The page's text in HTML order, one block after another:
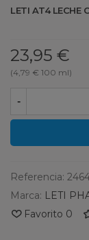
LETI AT4 LECHE
23,95 €
(4,79 € 100 ml)
-
Referencia:
Marca: LETI
Favorito 0